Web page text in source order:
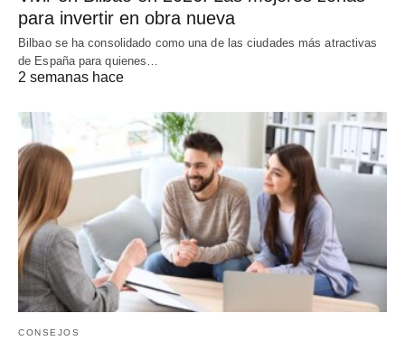
para invertir en obra nueva
Bilbao se ha consolidado como una de las ciudades más atractivas
de España para quienes…
2 semanas hace
CONSEJOS